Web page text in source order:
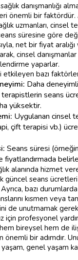
danışmanlığı
önemli bir faktördür.
uzmanları, cinsel
süresine göre
net bir fiyat
cinsel
yaparlar.
bazı
Daha
terapistlerin seans
yüksektir.
Uygulanan cinsel
çift terapisi vb.)
Seans süresi
fiyatlandırmada
alanında hizmet
güncel seans ücretleri
bazı
kısmen veya
de unutmamak
için profesyonel
bireysel hem de
bir adımdır.
yaşam, genel yaşam